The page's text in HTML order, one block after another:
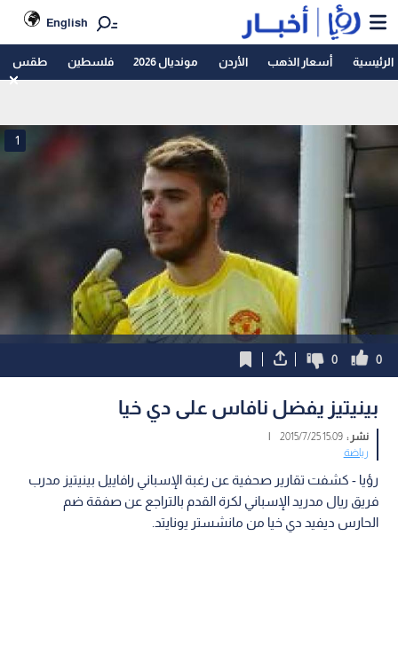
English
الرئيسية أسعار الذهب الأردن مونديال 2026 فلسطين طقس
1
0
0
بينيتيز يفضل نافاس على دي خيا
نشر :15:09 2015/7/25
|
رياضة
رؤيا - كشفت تقارير صحفية عن رغبة الإسباني رافاييل بينيتيز مدرب
فريق ريال مدريد الإسباني لكرة القدم بالتراجع عن صفقة ضم
الحارس ديفيد دي خيا من مانشستر يونايتد.